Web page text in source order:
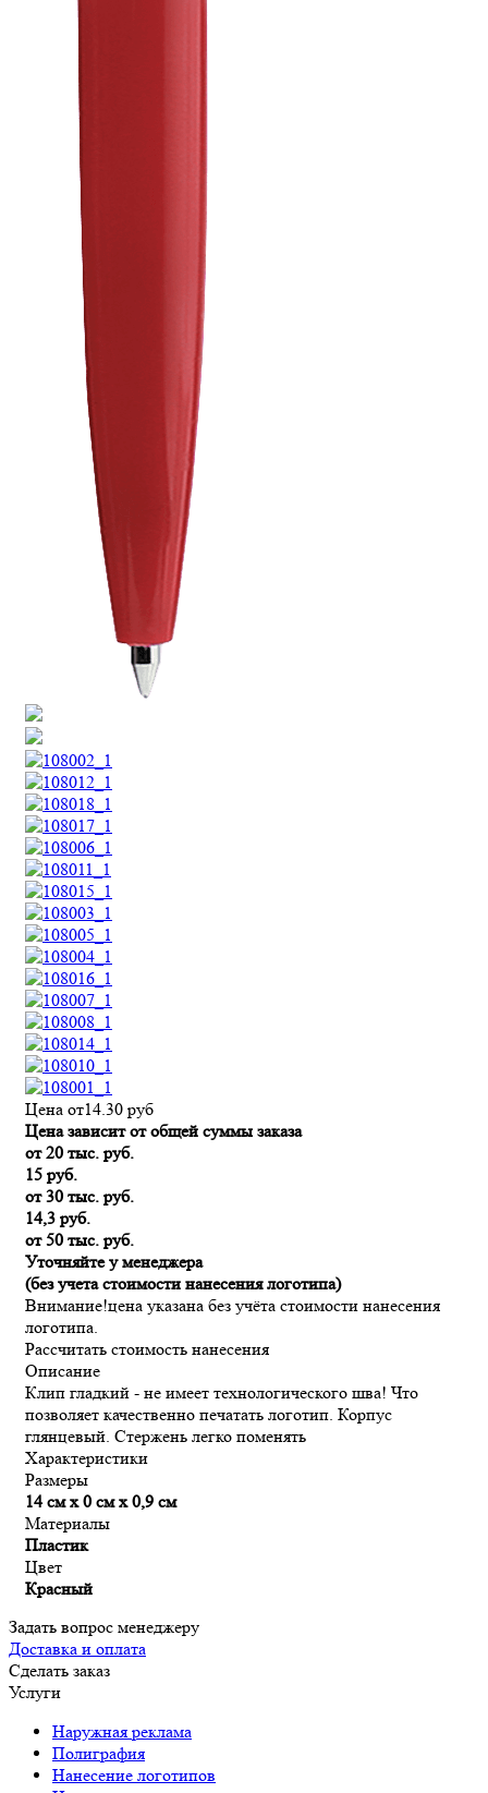
Цена от14.30 руб
Цена зависит от общей суммы заказа
от 20 тыс. руб.
15 руб.
от 30 тыс. руб.
14,3 руб.
от 50 тыс. руб.
Уточняйте у менеджера
(без учета стоимости нанесения логотипа)
Внимание!цена указана без учёта стоимости нанесения
логотипа.
Рассчитать стоимость нанесения
Описание
Клип гладкий - не имеет технологического шва! Что
позволяет качественно печатать логотип. Корпус
глянцевый. Стержень легко поменять
Характеристики
Размеры
14 см х 0 см х 0,9 см
Материалы
Пластик
Цвет
Красный
Задать вопрос менеджеру
Доставка и оплата
Сделать заказ
Услуги
Наружная реклама
Полиграфия
Нанесение логотипов